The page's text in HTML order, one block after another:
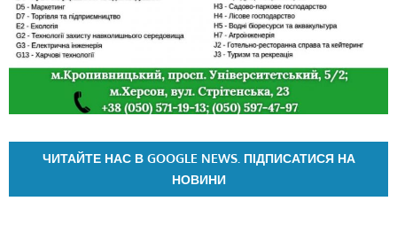
ЧИТАЙТЕ НАС В GOOGLE NEWS. ПІДПИСАТИСЯ НА
НОВИНИ